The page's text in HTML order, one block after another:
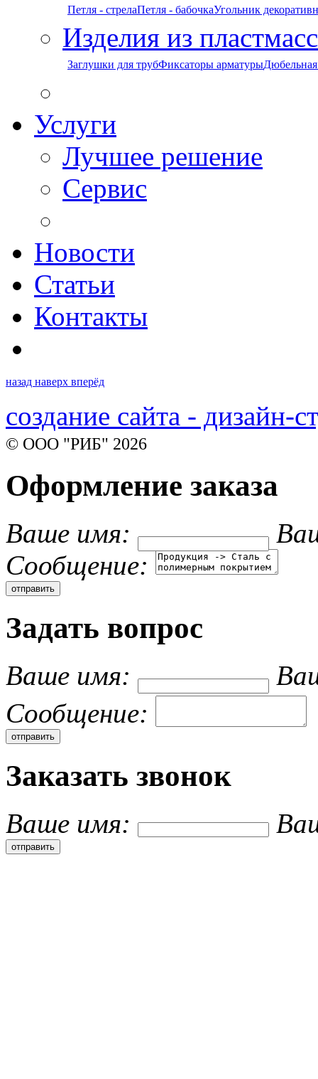
Петля - стрелаПетля - бабочкаУгольник
Изделия из
Заглушки для трубФиксаторы арматуры
Услуги
Лучшее решение
Сервис
Новости
Статьи
Контакты
назад наверх вперёд
создание сайта - дизайн-
© ООО "РИБ" 2026
Оформление заказа
Ваше имя:
Cообщение:
Задать вопрос
Ваше имя:
Cообщение:
Заказать звонок
Ваше имя: